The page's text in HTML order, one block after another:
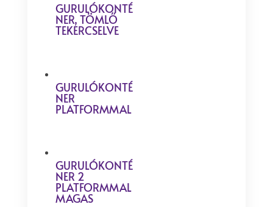
GURULÓKONTÉ
NER, TÖMLŐ
TEKERCSELVE
GURULÓKONTÉ
NER
PLATFORMMAL
GURULÓKONTÉ
NER 2
PLATFORMMAL
MAGAS